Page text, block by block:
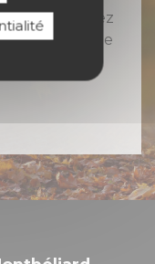
et recevez
catholique